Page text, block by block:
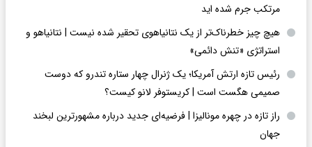
مرتکب جرم شده اید
هیچ چیز خطرناک‌تر از یک نتانیاهوی تحقیر شده نیست | نتانیاهو و
استراتژی «تنش دائمی»
رئیس تازه ارتش آمریکا؛ یک ژنرال چهار ستاره تندرو که دوست
صمیمی هگست است | کریستوفر لانو کیست؟
راز تازه در چهره مونالیزا | فرضیه‌ای جدید درباره مشهورترین لبخند
جهان